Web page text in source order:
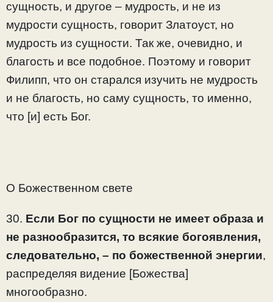
сущность, и другое – мудрость, и не из
мудрости сущность, говорит Златоуст, но
мудрость из сущности. Так же, очевидно, и
благость и все подобное. Поэтому и говорит
Филипп, что он старался изучить не мудрость
и не благость, но саму сущность, то именно,
что [и] есть Бог.
О Божественном свете
30. Если Бог по сущности не имеет образа и
не разнообразится, то всякие богоявления,
следовательно, – по божественной энергии,
распределяя видение [Божества]
многообразно.